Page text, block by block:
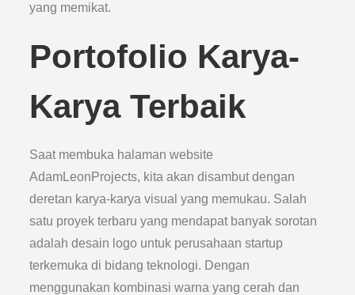
yang memikat.
Portofolio Karya-
Karya Terbaik
Saat membuka halaman website
AdamLeonProjects, kita akan disambut dengan
deretan karya-karya visual yang memukau. Salah
satu proyek terbaru yang mendapat banyak sorotan
adalah desain logo untuk perusahaan startup
terkemuka di bidang teknologi. Dengan
menggunakan kombinasi warna yang cerah dan